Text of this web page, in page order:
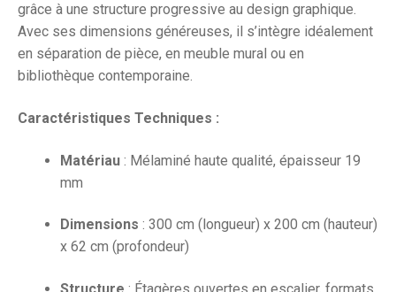
grâce à une structure progressive au design graphique.
Avec ses dimensions généreuses, il s’intègre idéalement
en séparation de pièce, en meuble mural ou en
bibliothèque contemporaine.
Caractéristiques Techniques :
Matériau : Mélaminé haute qualité, épaisseur 19
mm
Dimensions : 300 cm (longueur) x 200 cm (hauteur)
x 62 cm (profondeur)